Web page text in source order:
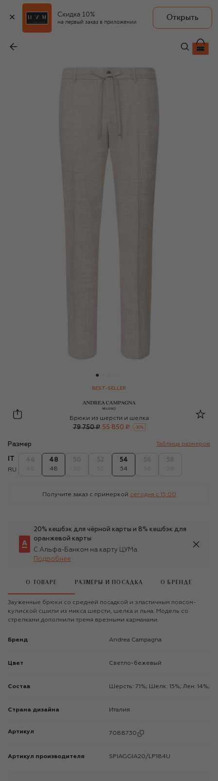
Скидка 10%
на первый заказ в приложении
Открыть
55 850 ₽
BEST-SELLER
Andrea Campagna
Брюки из шерсти и шелка
79 750 ₽ 55 850 ₽ -30%
Размер Таблица размеров
RU
48
48
54
54
Получите заказ с примеркой сегодня c 15:00
20% кешбэк для чёрной карты и 8% кешбэк для
оранжевой карты
С Альфа-Банком на карту ЦУМа
Подробнее
О ТОВАРЕ РАЗМЕРЫ И ПОСАДКА О БРЕНДЕ
Зауженные брюки со средней посадкой и эластичным поясом-
кулиской сшили из микса шерсти, шелка и льна. Модель со
стрелками дополнили тремя врезными карманами.
Бренд Andrea Campagna
Цвет Светло-бежевый
Состав Шерсть: 71%; Шелк: 15%; Лен: 14%;
Страна дизайна Италия
Артикул 7088730
Артикул производителя SPIAGGIA20/LP184U